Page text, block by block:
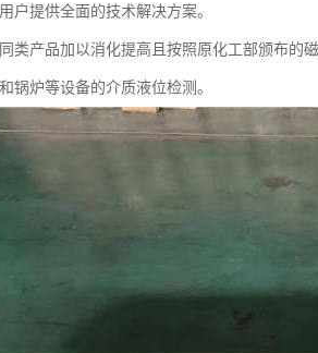
户提供全面的技术解决方案。
类产品加以消化提高且按照原化工部颁布的
锅炉等设备的介质液位检测。